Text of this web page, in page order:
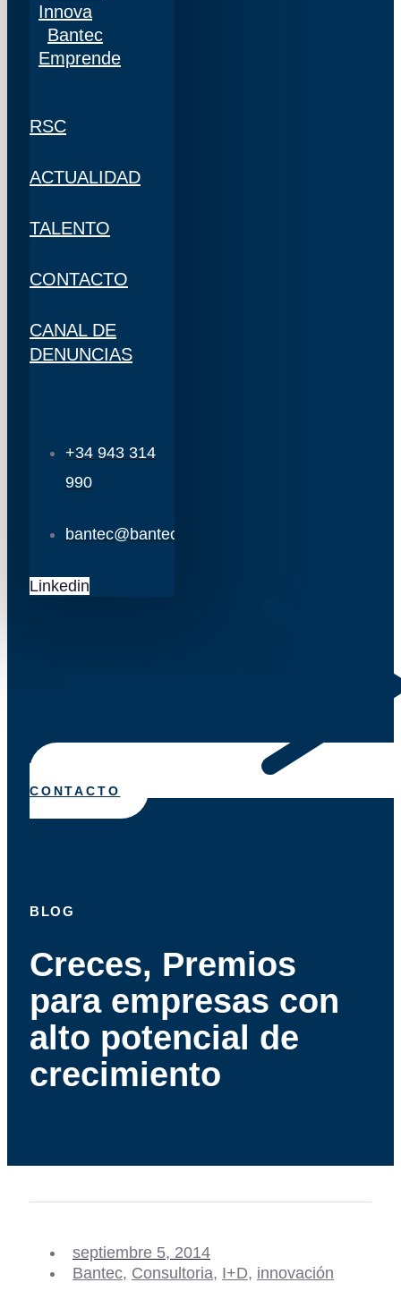
Innova
Bantec
Emprende
RSC
ACTUALIDAD
TALENTO
CONTACTO
CANAL DE
DENUNCIAS
+34 943 314
990
bantec@bantec.es
Linkedin
CONTACTO
BLOG
Creces, Premios
para empresas con
alto potencial de
crecimiento
septiembre 5, 2014
Bantec, Consultoria, I+D, innovación